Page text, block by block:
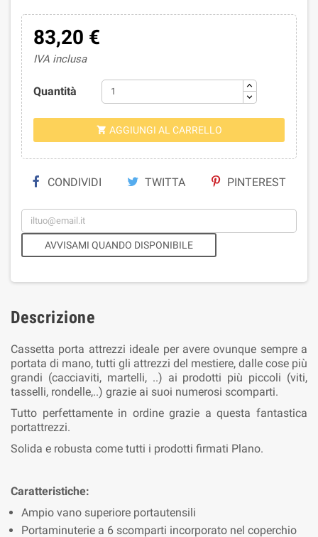
83,20 €
IVA inclusa
Quantità
 AGGIUNGI AL CARRELLO
CONDIVIDI TWITTA PINTEREST
AVVISAMI QUANDO DISPONIBILE
Descrizione
Cassetta porta attrezzi ideale per avere ovunque sempre a
portata di mano, tutti gli attrezzi del mestiere, dalle cose più
grandi (cacciaviti, martelli, ..) ai prodotti più piccoli (viti,
tasselli, rondelle,..) grazie ai suoi numerosi scomparti.
Tutto perfettamente in ordine grazie a questa fantastica
portattrezzi.
Solida e robusta come tutti i prodotti firmati Plano.
Caratteristiche:
Ampio vano superiore portautensili
Portaminuterie a 6 scomparti incorporato nel coperchio